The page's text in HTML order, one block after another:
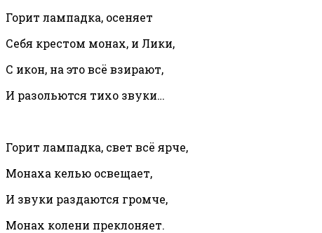
Горит лампадка, осеняет
Себя крестом монах, и Лики,
С икон, на это всё взирают,
И разольются тихо звуки…
Горит лампадка, свет всё ярче,
Монаха келью освещает,
И звуки раздаются громче,
Монах колени преклоняет.